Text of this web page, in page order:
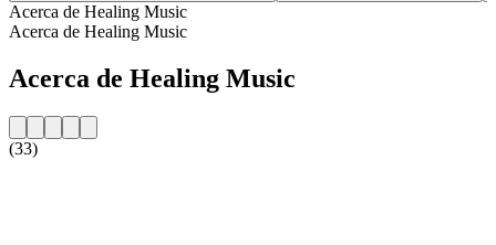
Acerca de Healing Music
Acerca de Healing Music
Acerca de Healing Music
(33)